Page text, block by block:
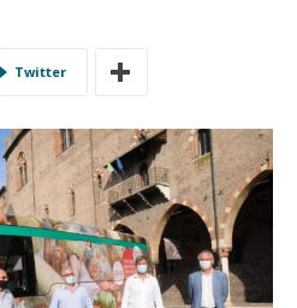
Twitter